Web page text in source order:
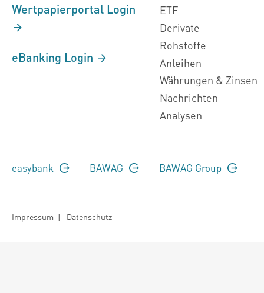
Wertpapierportal Login
eBanking Login
ETF
Derivate
Rohstoffe
Anleihen
Währungen & Zinsen
Nachrichten
Analysen
easybank BAWAG BAWAG Group
Impressum | Datenschutz